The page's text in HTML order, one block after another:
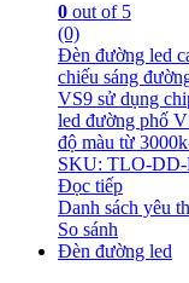
0 out of 5
(0)
Đèn đường led
chiếu sáng
VS9 sử dụng
led đường phố
độ màu từ
SKU: TLO-
Đọc tiếp
Danh sách yêu
So sánh
Đèn đường led